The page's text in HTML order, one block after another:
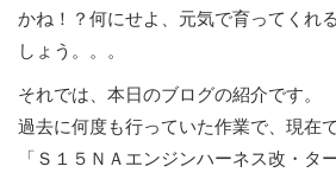
かね！？何にせよ、元気で育ってくれ
しょう。。。
それでは、本日のブログの紹介です。
過去に何度も行っていた作業で、現在
「Ｓ１５ＮＡエンジンハーネス改・タ